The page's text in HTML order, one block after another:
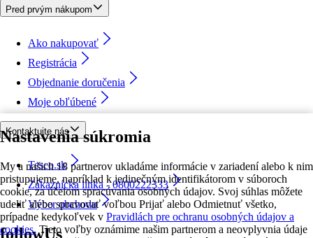
Nastavenia súkromia
My a našich 18 partnerov ukladáme informácie v zariadení alebo k nim
pristupujeme, napríklad k jedinečným identifikátorom v súboroch
cookie, za účelom spracúvania osobných údajov. Svoj súhlas môžete
udeliť alebo spravovať voľbou Prijať alebo Odmietnuť všetko,
prípadne kedykoľvek v Pravidlách pre ochranu osobných údajov a
cookies. Tieto voľby oznámime našim partnerom a neovplyvnia údaje
Pred prvým nákupom
Ako nakupovať
Registrácia
Objednanie doručenia
Moje obľúbené
Kontaktujte nás
Tesco.sk
Zákaznícka linka - 0800222333
Výber obchodu
followUs